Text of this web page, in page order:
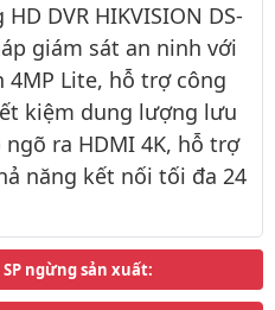
DVR HIKVISION DS-
giám sát an ninh với
4MP Lite, hỗ trợ công
kiệm dung lượng lưu
ra HDMI 4K, hỗ trợ
năng kết nối tối đa 24
ngừng sản xuất: